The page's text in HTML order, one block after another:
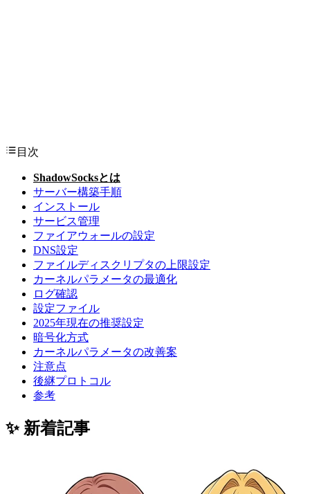
目次
ShadowSocksとは
サーバー構築手順
インストール
サービス管理
ファイアウォールの設定
DNS設定
ファイルディスクリプタの上限設定
カーネルパラメータの最適化
ログ確認
設定ファイル
2025年現在の推奨設定
暗号化方式
カーネルパラメータの改善案
注意点
後継プロトコル
参考
✨ 新着記事